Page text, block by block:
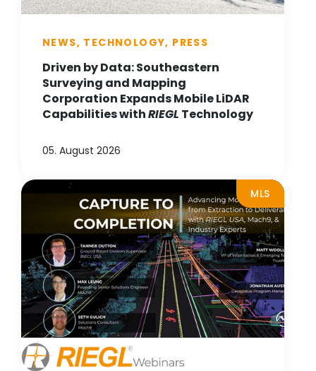
NEWS, TECHNOLOGY, PRESS
Driven by Data: Southeastern
Surveying and Mapping
Corporation Expands Mobile LiDAR
Capabilities withRIEGL Technology
05. August 2026
MLS